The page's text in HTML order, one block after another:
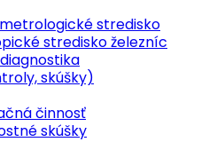
stredisko
stredisko železníc
skúšky)
činnosť
skúšky